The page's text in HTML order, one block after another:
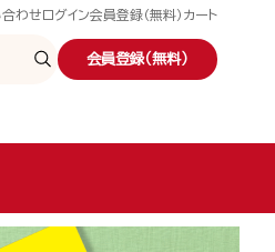
わせ ログイン会員登録（無料） カート
会員登録（無料）